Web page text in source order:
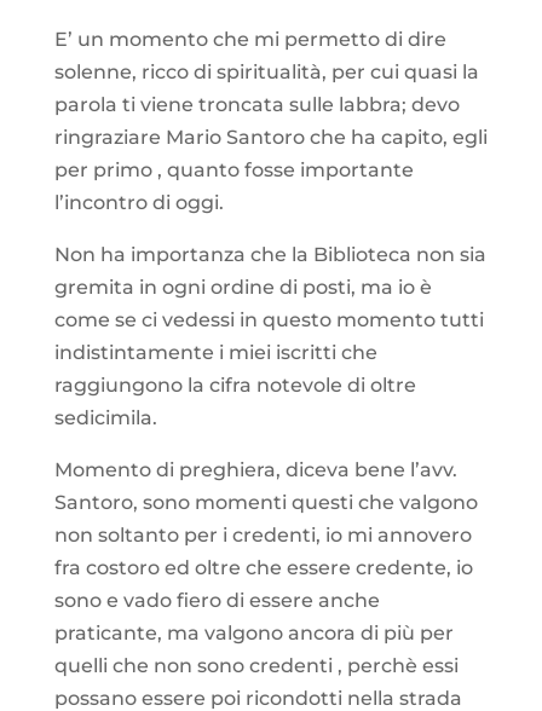
E’ un momento che mi permetto di dire
solenne, ricco di spiritualità, per cui quasi la
parola ti viene troncata sulle labbra; devo
ringraziare Mario Santoro che ha capito, egli
per primo , quanto fosse importante
l’incontro di oggi.
Non ha importanza che la Biblioteca non sia
gremita in ogni ordine di posti, ma io è
come se ci vedessi in questo momento tutti
indistintamente i miei iscritti che
raggiungono la cifra notevole di oltre
sedicimila.
Momento di preghiera, diceva bene l’avv.
Santoro, sono momenti questi che valgono
non soltanto per i credenti, io mi annovero
fra costoro ed oltre che essere credente, io
sono e vado fiero di essere anche
praticante, ma valgono ancora di più per
quelli che non sono credenti , perchè essi
possano essere poi ricondotti nella strada